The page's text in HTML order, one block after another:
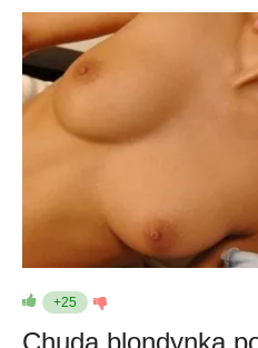
+25
Chuda blondynka